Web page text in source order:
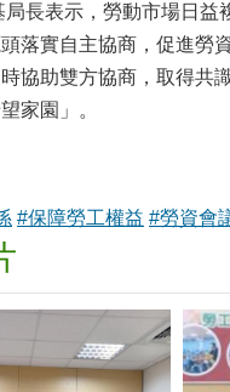
長表示，勞動市場日益
落實自主協商，促進勞
協助雙方協商，取得共
家園」。
#保障勞工權益 #勞資會